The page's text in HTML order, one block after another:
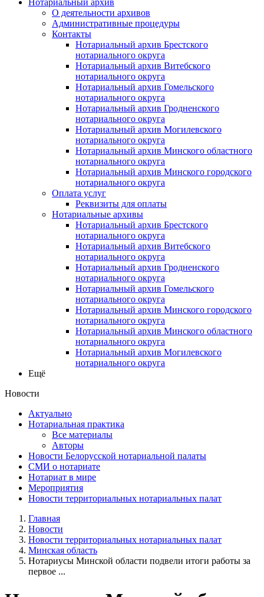
О деятельности архивов
Административные процедуры
Контакты
Нотариальный архив Брестского
нотариального округа
Нотариальный архив Витебского
нотариального округа
Нотариальный архив Гомельского
нотариального округа
Нотариальный архив Гродненского
нотариального округа
Нотариальный архив Могилевского
нотариального округа
Нотариальный архив Минского областного
нотариального округа
Нотариальный архив Минского городского
нотариального округа
Оплата услуг
Реквизиты для оплаты
Нотариальные архивы
Нотариальный архив Брестского
нотариального округа
Нотариальный архив Витебского
нотариального округа
Нотариальный архив Гродненского
нотариального округа
Нотариальный архив Гомельского
нотариального округа
Нотариальный архив Минского городского
нотариального округа
Нотариальный архив Минского областного
нотариального округа
Нотариальный архив Могилевского
нотариального округа
Ещё
Новости
Актуально
Нотариальная практика
Все материалы
Авторы
Новости Белорусской нотариальной палаты
СМИ о нотариате
Нотариат в мире
Мероприятия
Новости территориальных нотариальных палат
Главная
Новости
Новости территориальных нотариальных палат
Минская область
Нотариусы Минской области подвели итоги работы за
первое ...